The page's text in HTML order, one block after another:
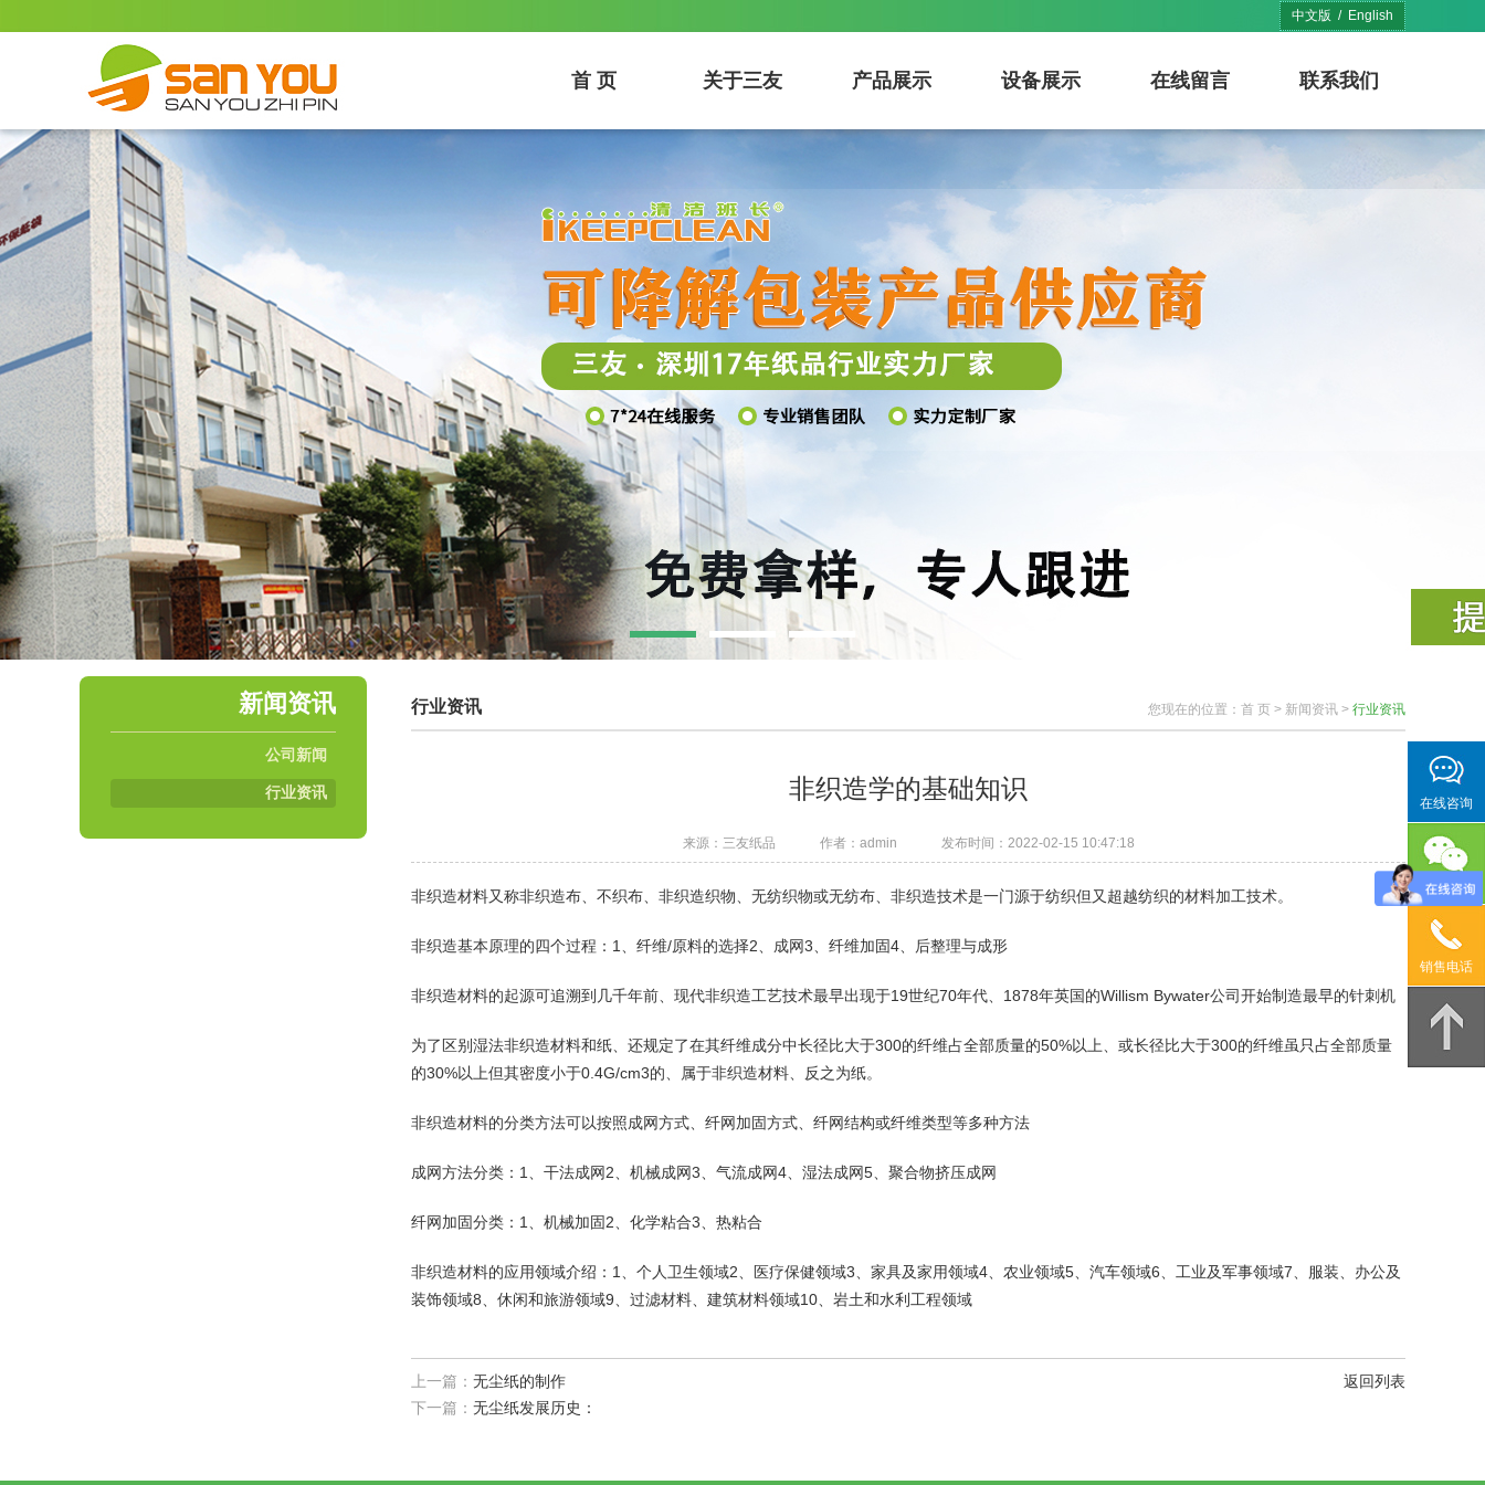
中文版 / English
首 页 关于三友 产品展示 设备展示 在线留言 联系我们
新闻资讯
公司新闻
行业资讯
行业资讯 您现在的位置： 首 页 > 新闻资讯 > 行业资讯
非织造学的基础知识
来源：三友纸品 作者：admin 发布时间：2022-02-15 10:47:18
非织造材料又称非织造布、不织布、非织造织物、无纺织物或无纺布、非织造技术是一门源于纺织但又超越纺织的材料加工技术。
非织造基本原理的四个过程：1、纤维/原料的选择2、成网3、纤维加固4、后整理与成形
非织造材料的起源可追溯到几千年前、现代非织造工艺技术最早出现于19世纪70年代、1878年英国的Willism Bywater公司开始制造最早的针刺机
为了区别湿法非织造材料和纸、还规定了在其纤维成分中长径比大于300的纤维占全部质量的50%以上、或长径比大于300的纤维虽只占全部质量
的30%以上但其密度小于0.4G/cm3的、属于非织造材料、反之为纸。
非织造材料的分类方法可以按照成网方式、纤网加固方式、纤网结构或纤维类型等多种方法
成网方法分类：1、干法成网2、机械成网3、气流成网4、湿法成网5、聚合物挤压成网
纤网加固分类：1、机械加固2、化学粘合3、热粘合
非织造材料的应用领域介绍：1、个人卫生领域2、医疗保健领域3、家具及家用领域4、农业领域5、汽车领域6、工业及军事领域7、服装、办公及
装饰领域8、休闲和旅游领域9、过滤材料、建筑材料领域10、岩土和水利工程领域
上一篇： 无尘纸的制作
下一篇： 无尘纸发展历史：
返回列表
在线咨询
官方微信
销售电话